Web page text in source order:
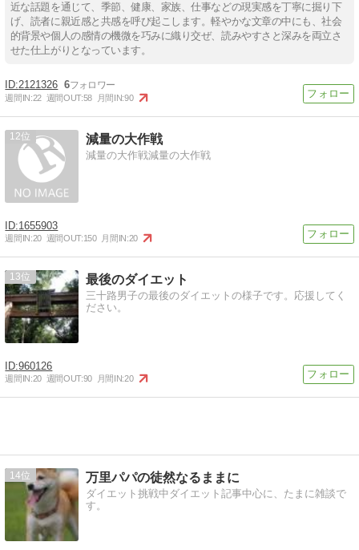
近な話題を通じて、季節、健康、家族、仕事などの現実感を丁寧に掘り下
げ、読者に親近感と共感を呼び起こします。軽やかな文章の中にも、社会
的背景や個人の感情の機微を巧みに織り交ぜ、読みやすさと深みを両立さ
せた仕上がりとなっています。
2121326 6
週間IN:22 週間OUT:58 月間IN:90
12 減量の大作戦
減量の大作戦減量の大作戦
1655903
週間IN:20 週間OUT:150 月間IN:20
13 最後のダイエット
三十路男子の最後のダイエットの様子です。応援してく
ださい。
960126
週間IN:20 週間OUT:90 月間IN:20
14 万里パパの徒然なるままに
ダイエット挑戦中ダイエット記事中心に、たまに雑談で
す。